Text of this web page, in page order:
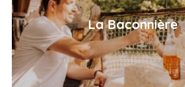
La Baconnière